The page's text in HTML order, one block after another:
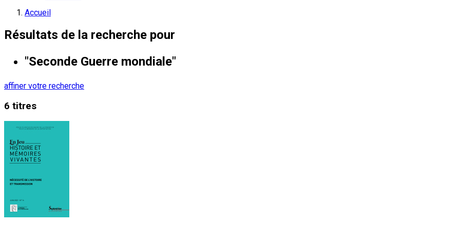
Accueil
Résultats de la recherche pour
"Seconde Guerre mondiale"
affiner votre recherche
6 titres